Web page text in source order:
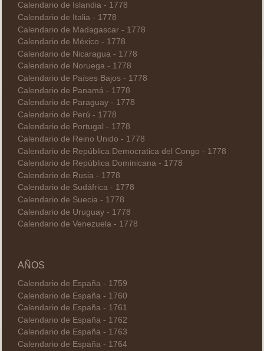
Calendario de Islandia - 1778
Calendario de Italia - 1778
Calendario de Madagascar - 1778
Calendario de México - 1778
Calendario de Nicaragua - 1778
Calendario de Noruega - 1778
Calendario de Países Bajos - 1778
Calendario de Panamá - 1778
Calendario de Paraguay - 1778
Calendario de Perú - 1778
Calendario de Portugal - 1778
Calendario de Reino Unido - 1778
Calendario de República Democratica del Congo - 1778
Calendario de República Dominicana - 1778
Calendario de Rusia - 1778
Calendario de Sudáfrica - 1778
Calendario de Suecia - 1778
Calendario de Uruguay - 1778
Calendario de Venezuela - 1778
AÑOS
Calendario de España - 1759
Calendario de España - 1760
Calendario de España - 1761
Calendario de España - 1762
Calendario de España - 1763
Calendario de España - 1764